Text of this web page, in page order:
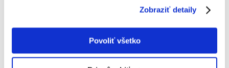
Zobraziť detaily
Povoliť všetko
Kľúčové vlastnosti: